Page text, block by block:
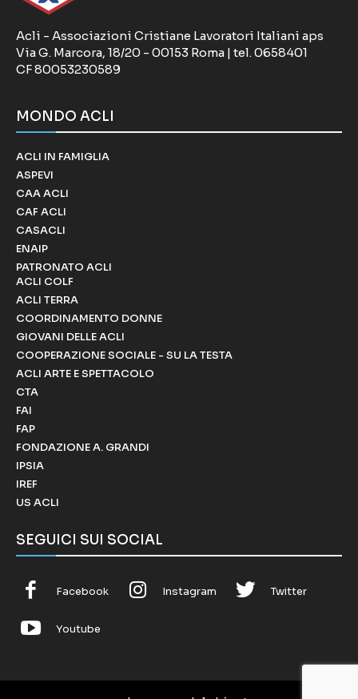
Acli - Associazioni Cristiane Lavoratori Italiani aps
Via G. Marcora, 18/20 - 00153 Roma | tel. 0658401
CF 80053230589
MONDO ACLI
ACLI IN FAMIGLIA
ASPEVI
CAA ACLI
CAF ACLI
CASACLI
ENAIP
PATRONATO ACLI
ACLI COLF
ACLI TERRA
COORDINAMENTO DONNE
GIOVANI DELLE ACLI
COOPERAZIONE SOCIALE - SU LA TESTA
ACLI ARTE E SPETTACOLO
CTA
FAI
FAP
FONDAZIONE A. GRANDI
IPSIA
IREF
US ACLI
SEGUICI SUI SOCIAL
Facebook Instagram Twitter
Youtube